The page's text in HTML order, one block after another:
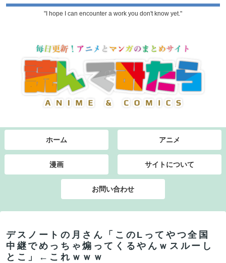
"I hope I can encounter a work you don't know yet."
ホーム アニメ
漫画 サイトについて
お問い合わせ
デスノートの月さん「このLってやつ全国
中継でめっちゃ煽ってくるやんｗスルーし
とこ」←これｗｗｗ